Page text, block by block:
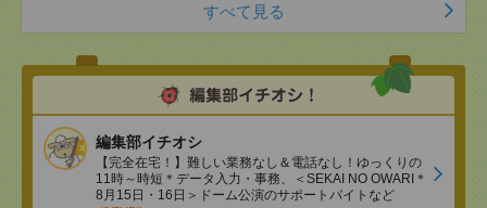
すべて見る
編集部イチオシ
【完全在宅！】難しい業務なし＆電話なし！ゆっくりの
11時～時短＊データ入力・事務、＜SEKAI NO OWARI＊
8月15日・16日＞ドーム公演のサポートバイトなど